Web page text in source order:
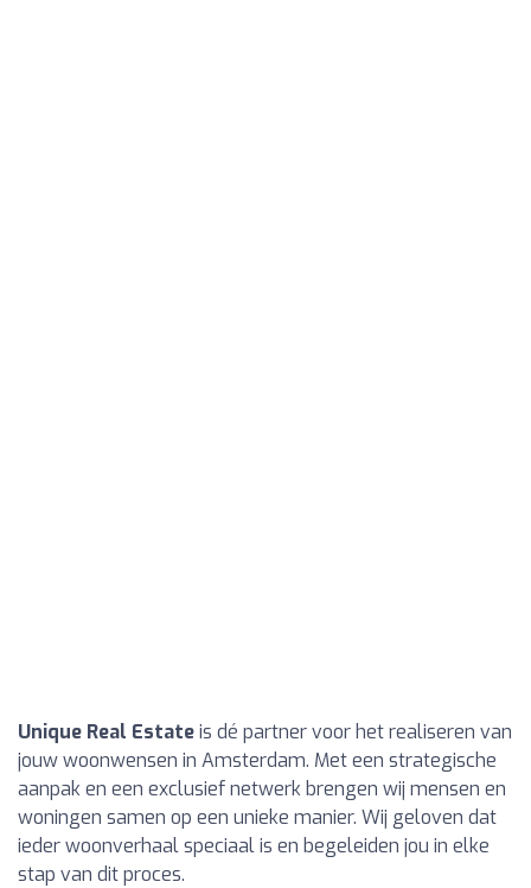
Unique Real Estateis dé partner voor het realiseren van
jouw woonwensen in Amsterdam. Met een strategische
aanpak en een exclusief netwerk brengen wij mensen en
woningen samen op een unieke manier. Wij geloven dat
ieder woonverhaal speciaal is en begeleiden jou in elke
stap van dit proces.